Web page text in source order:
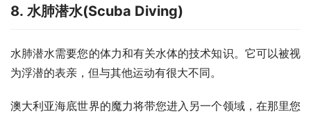
8. 水肺潜水(Scuba Diving)
水肺潜水需要您的体力和有关水体的技术知识。它可以被视
为浮潜的表亲，但与其他运动有很大不同。
澳大利亚海底世界的魔力将带您进入另一个领域，在那里您